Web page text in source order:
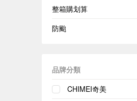
整箱購划算
防颱
品牌分類
CHIMEI奇美